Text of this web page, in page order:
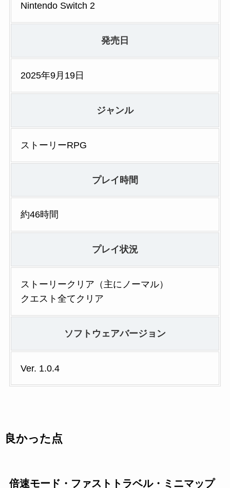
Nintendo Switch 2
発売日
2025年9月19日
ジャンル
ストーリーRPG
プレイ時間
約46時間
プレイ状況
ストーリークリア（主にノーマル）
クエスト全てクリア
ソフトウェアバージョン
Ver. 1.0.4
良かった点
倍速モード・ファストトラベル・ミニマップ